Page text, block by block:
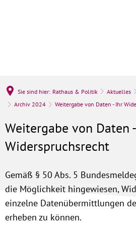
Sie sind hier: Rathaus & Politik Aktuelles
Archiv 2024
Weitergabe von Daten - Ihr
Weitergabe von Daten
Widerspruchsrecht
Gemäß § 50 Abs. 5
die Möglichkeit hingewiesen,
einzelne Datenübermittlungen
erheben zu können.